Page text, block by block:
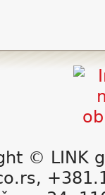
© LINK